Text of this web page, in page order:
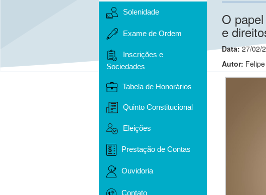
Solenidade
Exame de Ordem
Inscrições e
Sociedades
Tabela de Honorários
Quinto Constitucional
Eleições
Prestação de Contas
Ouvidoria
Contato
O
e
Data:27/02/
Autor: